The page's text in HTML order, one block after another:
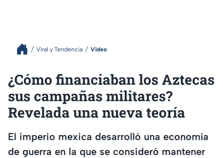
Viral y Tendencia Video
¿Cómo financiaban los Aztecas
sus campañas militares?
Revelada una nueva teoría
El imperio mexica desarrolló una economía
de guerra en la que se consideró mantener